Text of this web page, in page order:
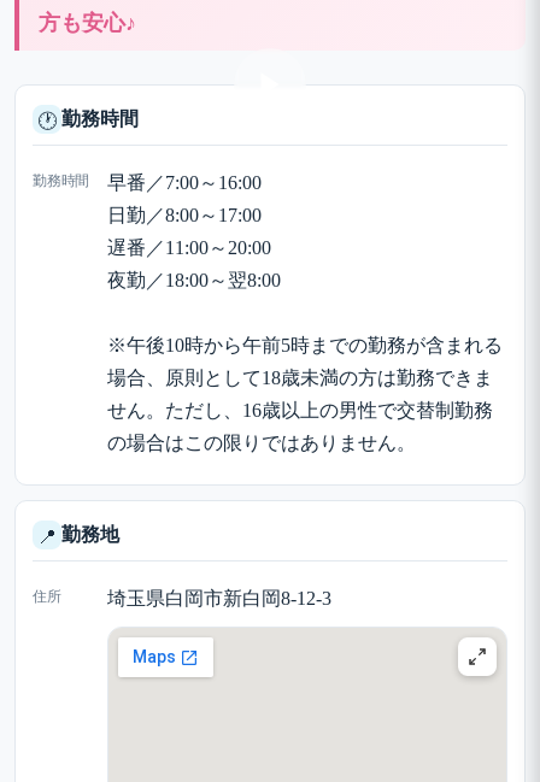
方も安心♪
🕐 勤務時間
勤務時間
早番／7:00～16:00
日勤／8:00～17:00
遅番／11:00～20:00
夜勤／18:00～翌8:00
※午後10時から午前5時までの勤務が含まれる
場合、原則として18歳未満の方は勤務できま
せん。ただし、16歳以上の男性で交替制勤務
の場合はこの限りではありません。
📍 勤務地
住所 埼玉県白岡市新白岡8-12-3